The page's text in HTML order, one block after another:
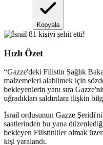
Kopyala
Hızlı Özet
“Gazze'deki Filistin Sağlık
malzemeleri alabilmek için
bekleyenlerin yanı sıra
uğradıkları saldırılara ilişkin
İsrail ordusunun Gazze
saatlerinden bu yana
bekleyen Filistinliler olmak
kişi yaralandı.